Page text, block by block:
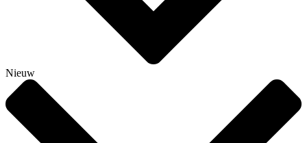
Nieuw